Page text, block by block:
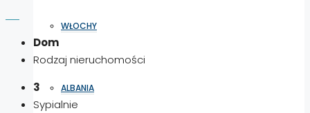
WŁOCHY
ALBANIA
Dom
Rodzaj nieruchomości
3
Sypialnie